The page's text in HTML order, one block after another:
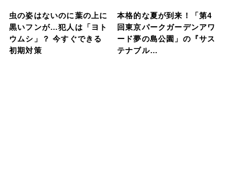
虫の姿はないのに葉の上に
黒いフンが…犯人は「ヨト
ウムシ」？ 今すぐできる
初期対策
本格的な夏が到来！「第4
回東京パークガーデンアワ
ード夢の島公園」の『サス
テナブル…